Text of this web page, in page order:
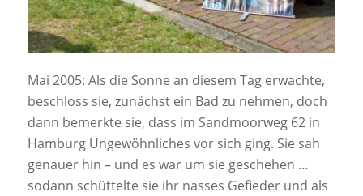
Mai 2005: Als die Sonne an diesem Tag erwachte,
beschloss sie, zunächst ein Bad zu nehmen, doch
dann bemerkte sie, dass im Sandmoorweg 62 in
Hamburg Ungewöhnliches vor sich ging. Sie sah
genauer hin – und es war um sie geschehen …
sodann schüttelte sie ihr nasses Gefieder und als